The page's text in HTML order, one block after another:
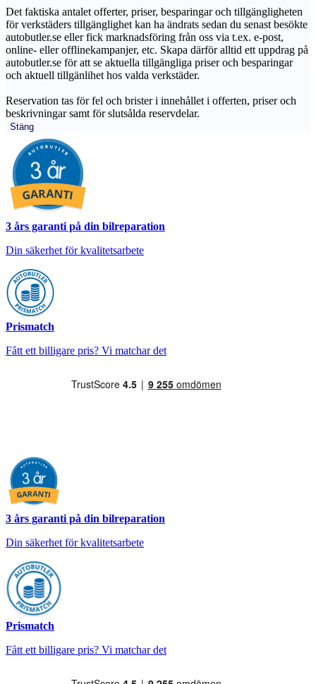
Det faktiska antalet offerter, priser, besparingar och tillgängligheten
för verkstäders tillgänglighet kan ha ändrats sedan du senast besökte
autobutler.se eller fick marknadsföring från oss via t.ex. e-post,
online- eller offlinekampanjer, etc. Skapa därför alltid ett uppdrag på
autobutler.se för att se aktuella tillgängliga priser och besparingar
och aktuell tillgänlihet hos valda verkstäder.
Reservation tas för fel och brister i innehållet i offerten, priser och
beskrivningar samt för slutsålda reservdelar.
Stäng
3 års garanti på din bilreparation
Din säkerhet för kvalitetsarbete
Prismatch
Fått ett billigare pris? Vi matchar det
3 års garanti på din bilreparation
Din säkerhet för kvalitetsarbete
Prismatch
Fått ett billigare pris? Vi matchar det